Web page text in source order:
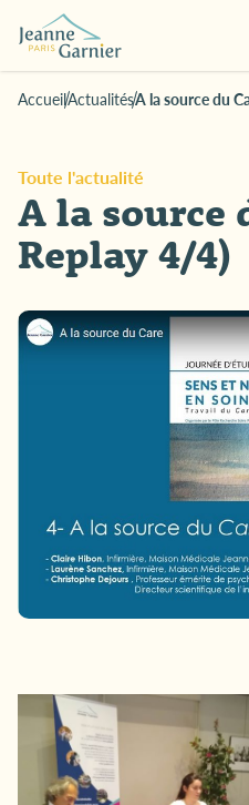
AccueilActualitésA la source du
Toute l'actualité
A la source
Replay 4/4)